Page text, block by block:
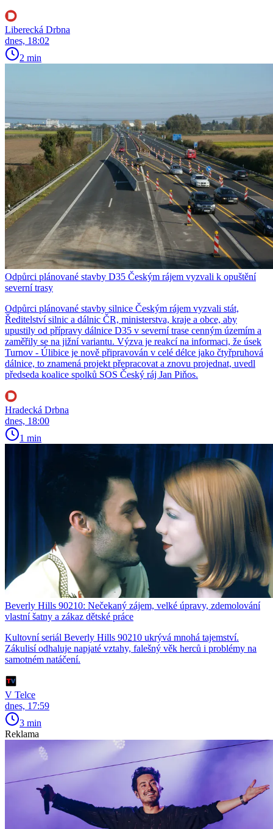
Liberecká Drbna
dnes, 18:02
2 min
Odpůrci plánované stavby D35 Českým rájem vyzvali k opuštění
severní trasy
Odpůrci plánované stavby silnice Českým rájem vyzvali stát,
Ředitelství silnic a dálnic ČR, ministerstva, kraje a obce, aby
upustily od přípravy dálnice D35 v severní trase cenným územím a
zaměřily se na jižní variantu. Výzva je reakcí na informaci, že úsek
Turnov - Úlibice je nově připravován v celé délce jako čtyřpruhová
dálnice, to znamená projekt přepracovat a znovu projednat, uvedl
předseda koalice spolků SOS Český ráj Jan Piňos.
Hradecká Drbna
dnes, 18:00
1 min
Beverly Hills 90210: Nečekaný zájem, velké úpravy, zdemolování
vlastní šatny a zákaz dětské práce
Kultovní seriál Beverly Hills 90210 ukrývá mnohá tajemství.
Zákulisí odhaluje napjaté vztahy, falešný věk herců i problémy na
samotném natáčení.
V Telce
dnes, 17:59
3 min
Reklama